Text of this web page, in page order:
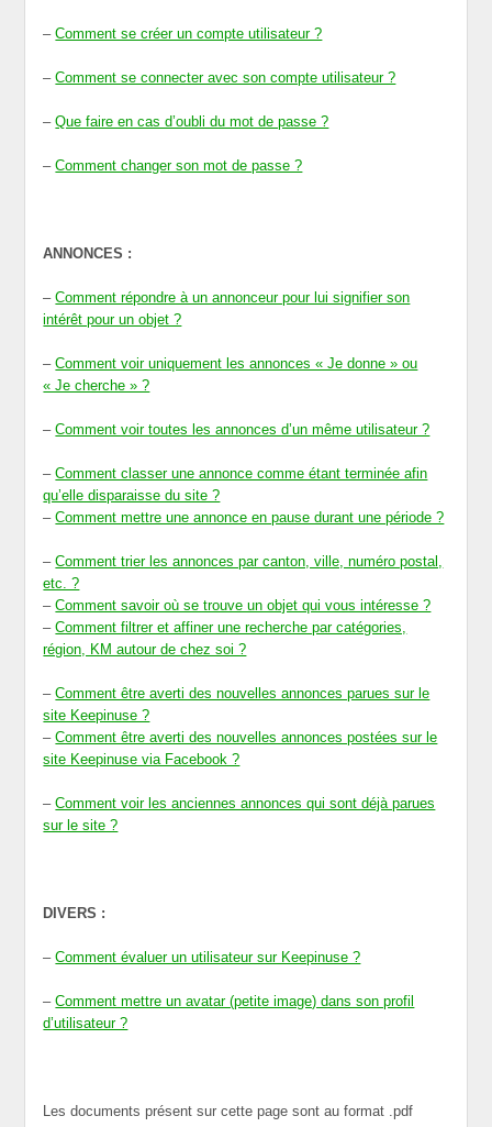
–Comment se créer un compte utilisateur ?
–Comment se connecter avec son compte utilisateur ?
–Que faire en cas d’oubli du mot de passe ?
–Comment changer son mot de passe ?
ANNONCES :
–Comment répondre à un annonceur pour lui signifier son
intérêt pour un objet ?
–Comment voir uniquement les annonces « Je donne » ou
« Je cherche » ?
–Comment voir toutes les annonces d’un même utilisateur ?
–Comment classer une annonce comme étant terminée afin
qu’elle disparaisse du site ?
–Comment mettre une annonce en pause durant une période ?
–Comment trier les annonces par canton, ville, numéro postal,
etc. ?
–Comment savoir où se trouve un objet qui vous intéresse ?
–Comment filtrer et affiner une recherche par catégories,
région, KM autour de chez soi ?
–Comment être averti des nouvelles annonces parues sur le
site Keepinuse ?
–Comment être averti des nouvelles annonces postées sur le
site Keepinuse via Facebook ?
–Comment voir les anciennes annonces qui sont déjà parues
sur le site ?
DIVERS :
–Comment évaluer un utilisateur sur Keepinuse ?
–Comment mettre un avatar (petite image) dans son profil
d’utilisateur ?
Les documents présent sur cette page sont au format .pdf